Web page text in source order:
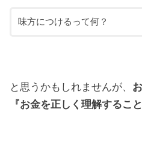
味方につけるって何？
と思うかもしれませんが、
『お金を正しく理解すること